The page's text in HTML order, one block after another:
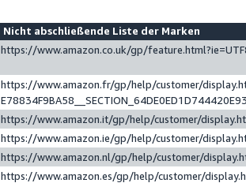
Nicht abschließende Liste der Marken
https://www.amazon.co.uk/gp/
https://www.amazon.fr/gp/help/customer/
https://www.amazon.it/gp/help/customer/
https://www.amazon.ie/gp/help/customer/
https://www.amazon.nl/gp/help/customer/
https://www.amazon.es/gp/help/customer/